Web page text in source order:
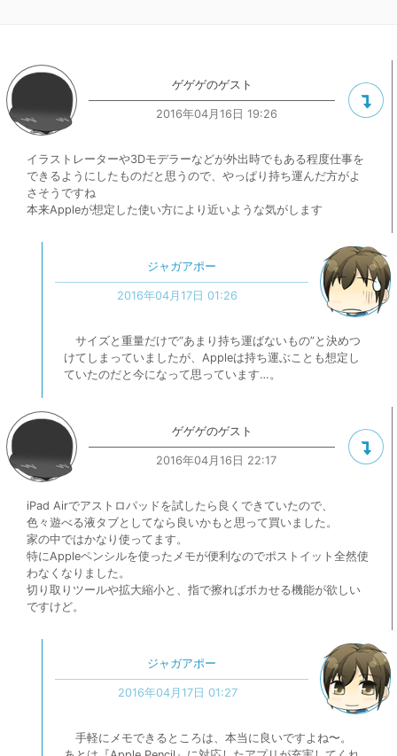
ゲゲゲのゲスト
2016年04月16日 19:26
イラストレーターや3Dモデラーなどが外出時でもある程度仕事を
できるようにしたものだと思うので、やっぱり持ち運んだ方がよ
さそうですね
本来Appleが想定した使い方により近いような気がします
ジャガアポー
2016年04月17日 01:26
サイズと重量だけで“あまり持ち運ばないもの”と決めつ
けてしまっていましたが、Appleは持ち運ぶことも想定し
ていたのだと今になって思っています…。
ゲゲゲのゲスト
2016年04月16日 22:17
iPad Airでアストロパッドを試したら良くできていたので、
色々遊べる液タブとしてなら良いかもと思って買いました。
家の中ではかなり使ってます。
特にAppleペンシルを使ったメモが便利なのでポストイット全然使
わなくなりました。
切り取りツールや拡大縮小と、指で擦ればボカせる機能が欲しい
ですけど。
ジャガアポー
2016年04月17日 01:27
手軽にメモできるところは、本当に良いですよね〜。